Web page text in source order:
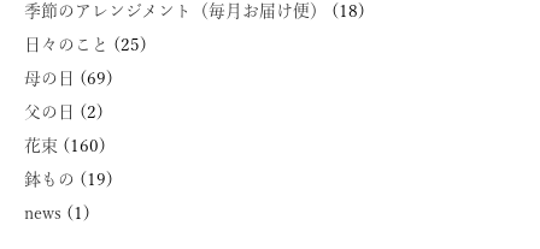
季節のアレンジメント（毎月お届け便）
(18)
日々のこと
(25)
母の日
(69)
父の日
(2)
花束 (160)
鉢もの (19)
news (1)